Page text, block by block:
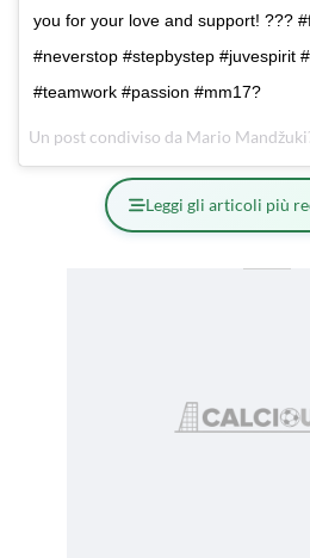
you for your love and support! ???
#neverstop #stepbystep #juvespirit
#teamwork #passion #mm17?
Leggi gli articoli più